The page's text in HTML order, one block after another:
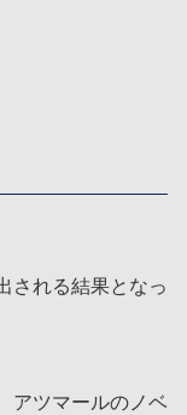
される結果となっ
アツマールのノベ